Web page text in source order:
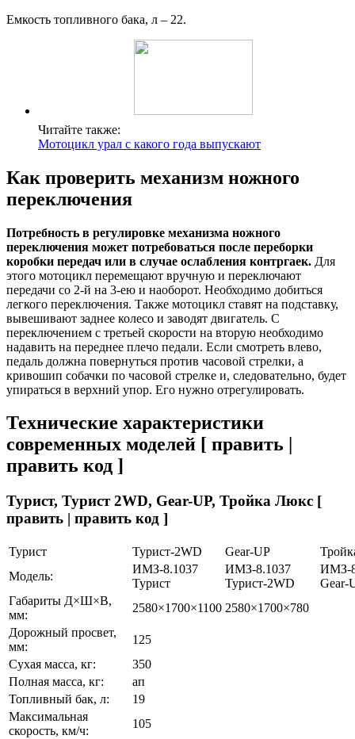
Емкость топливного бака, л – 22.
Читайте также:
Мотоцикл урал с какого года выпускают
Как проверить механизм ножного
переключения
Потребность в регулировке механизма ножного
переключения может потребоваться после переборки
коробки передач или в случае ослабления контргаек. Для
этого мотоцикл перемещают вручную и переключают
передачи со 2-й на 3-ею и наоборот. Необходимо добиться
легкого переключения. Также мотоцикл ставят на подставку,
вывешивают заднее колесо и заводят двигатель. С
переключением с третьей скорости на вторую необходимо
надавить на переднее плечо педали. Если смотреть влево,
педаль должна повернуться против часовой стрелки, а
кривошип собачки по часовой стрелке и, следовательно, будет
упираться в верхний упор. Его нужно отрегулировать.
Технические характеристики
современных моделей [ править |
править код ]
Турист, Турист 2WD, Gear-UP, Тройка Люкс [
править | править код ]
Турист Турист-2WD Gear-UP
Модель:
ИМЗ-8.1037
Турист
ИМЗ-8.1037
Турист-2WD
ИМЗ-
Gear-
Габариты Д×Ш×В,
мм:
2580×1700×1100 2580×1700×780
Дорожный просвет,
мм:
125
Сухая масса, кг:
350
Полная масса, кг:
ап
Топливный бак, л:
19
Максимальная
скорость, км/ч:
105